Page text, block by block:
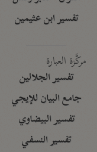
تفسير ابن عثيمين
مركَّزة العبارة
تفسير الجلالين
جامع البيان للإيجي
تفسير البيضاوي
تفسير النسفي